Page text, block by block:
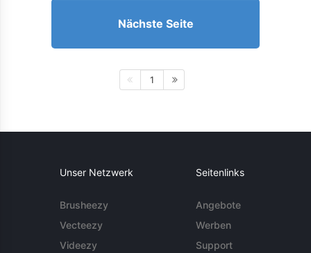
Nächste Seite
1
Unser Netzwerk
Brusheezy
Vecteezy
Videezy
Seitenlinks
Angebote
Werben
Support